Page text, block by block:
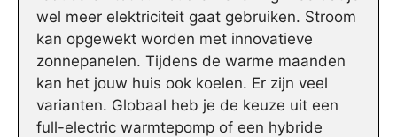
wel meer elektriciteit gaat gebruiken. Stroom
kan opgewekt worden met innovatieve
zonnepanelen. Tijdens de warme maanden
kan het jouw huis ook koelen. Er zijn veel
varianten. Globaal heb je de keuze uit een
full-electric warmtepomp of een hybride